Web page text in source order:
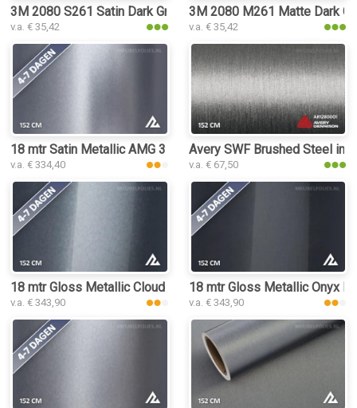
3M 2080 S261 Satin Dark Grey interieurfolie
v.a. € 35,42
3M 2080 M261 Matte Dark
v.a. € 35,42
18 mtr Satin Metallic AMG 3111 interieurfolie
v.a. € 334,40
Avery SWF Brushed Steel
v.a. € 67,50
18 mtr Gloss Metallic Cloud Grey 3198 interieurfolie
v.a. € 343,90
18 mtr Gloss Metallic Onyx
v.a. € 343,90